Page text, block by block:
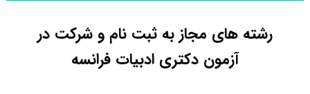
رشته های مجاز به ثبت نام و شرکت در
آزمون دکتری ادبیات فرانسه